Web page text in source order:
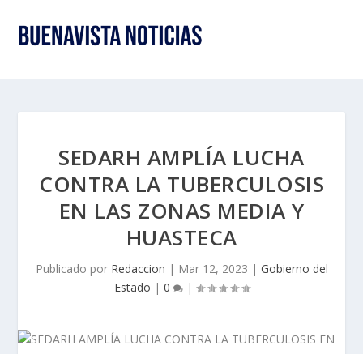
SEDARH AMPLÍA LUCHA
CONTRA LA TUBERCULOSIS
EN LAS ZONAS MEDIA Y
HUASTECA
Publicado por Redaccion | Mar 12, 2023 | Gobierno del
Estado | 0 |